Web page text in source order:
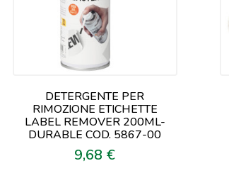
DETERGENTE PER
RIMOZIONE ETICHETTE
LABEL REMOVER 200ML-
DURABLE COD. 5867-00
Prezzo
9,68 €